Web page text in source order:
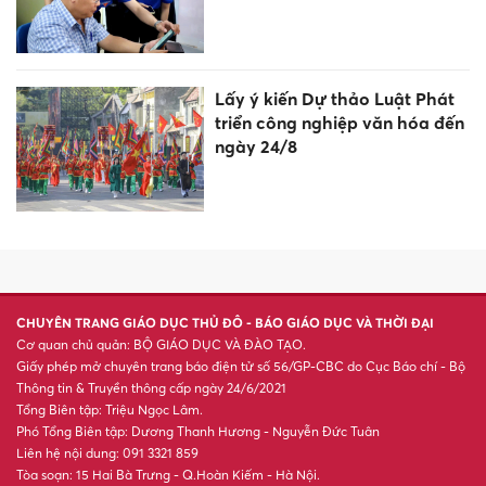
Lấy ý kiến Dự thảo Luật Phát
triển công nghiệp văn hóa đến
ngày 24/8
CHUYÊN TRANG GIÁO DỤC THỦ ĐÔ - BÁO GIÁO DỤC VÀ THỜI ĐẠI
Cơ quan chủ quản: BỘ GIÁO DỤC VÀ ĐÀO TẠO.
Giấy phép mở chuyên trang báo điện tử số 56/GP-CBC do Cục Báo chí - Bộ
Thông tin & Truyền thông cấp ngày 24/6/2021
Tổng Biên tập: Triệu Ngọc Lâm.
Phó Tổng Biên tập: Dương Thanh Hương - Nguyễn Đức Tuân
Liên hệ nội dung: 091 3321 859
Tòa soạn: 15 Hai Bà Trưng - Q.Hoàn Kiếm - Hà Nội.